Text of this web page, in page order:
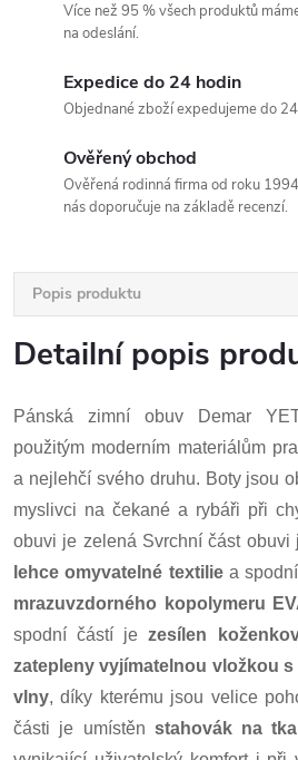
Více než 95 % všech produktů
na odeslání.
Expedice do 24 hodin
Objednané zboží expedujeme do
Ověřený obchod
Ověřená rodinná firma od roku
nás doporučuje na základě recenzí.
Popis produktu
Detailní popis
Pánská zimní obuv Demar
použitým moderním materiálům
a nejlehčí svého druhu. Boty jsou
myslivci na čekané a rybáři při
obuvi je zelená Svrchní část
lehce omyvatelné textilie a
mrazuvzdorného kopolymeru
spodní částí jezesílen
zatepleny vyjímatelnou vložkou s
vlny,díky kterému jsou velice
části je umístěn stahovák na